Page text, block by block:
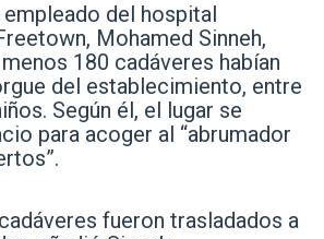
empleado del hospital
Mohamed Sinneh,
180 cadáveres habían
del establecimiento, entre
Según él, el lugar se
para acoger al “abrumador
fueron trasladados a